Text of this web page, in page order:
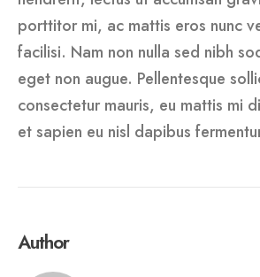
porttitor mi, ac mattis eros nunc
facilisi. Nam non nulla sed nibh
eget non augue. Pellentesque
consectetur mauris, eu mattis mi
et sapien eu nisl dapibus
Author